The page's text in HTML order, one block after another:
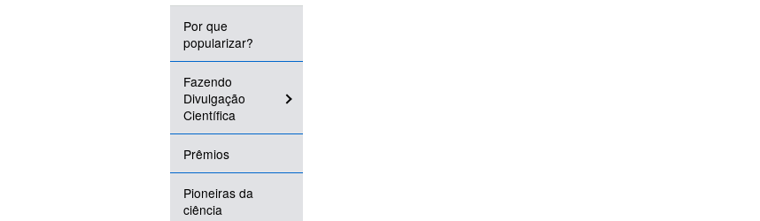
Por que
popularizar?
Fazendo
Divulgação
Científica
Prêmios
Pioneiras da
ciência